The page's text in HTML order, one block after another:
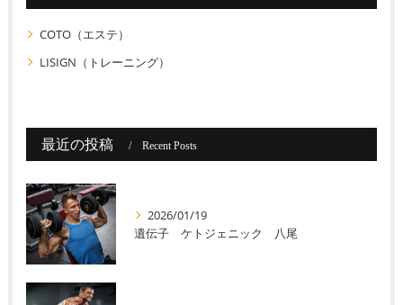
COTO（エステ）
LISIGN（トレーニング）
最近の投稿 Recent Posts
2026/01/19
遺伝子 ケトジェニック 八尾